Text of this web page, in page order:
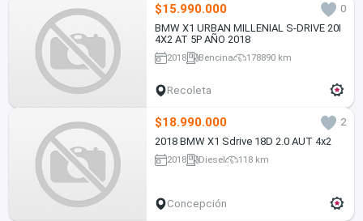
$15.990.000
0
BMW X1 URBAN MILLENIAL S-DRIVE 20I
4X2 AT 5P AÑO 2018
2018 Bencina 178890 km
Recoleta
$18.990.000
2
2018 BMW X1 Sdrive 18D 2.0 AUT 4x2
2018 Diesel 118 km
Concepción